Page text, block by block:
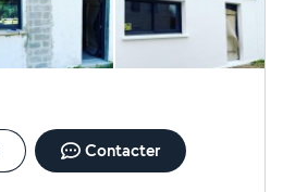
Contacter